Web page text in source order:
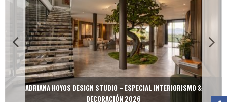
ADRIANA HOYOS DESIGN STUDIO – ESPECIAL INTERIORISMO &
DECORACIÓN 2026